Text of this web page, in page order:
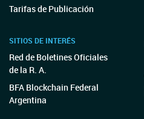
Tarifas de Publicación
SITIOS DE INTERÉS
Red de Boletines Oficiales
de la R. A.
BFA Blockchain Federal
Argentina